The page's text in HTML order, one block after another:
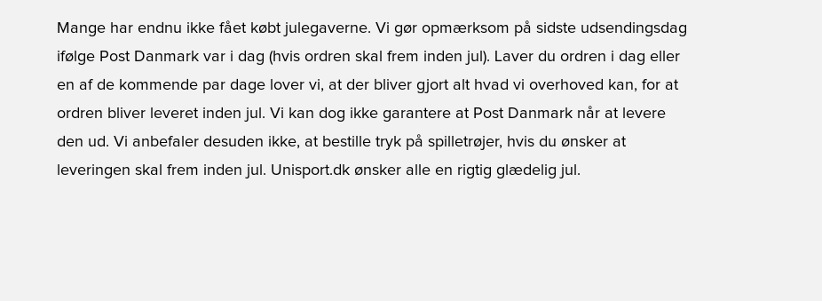
Mange har endnu ikke fået købt julegaverne. Vi gør opmærksom på sidste udsendingsdag
ifølge Post Danmark var i dag (hvis ordren skal frem inden jul). Laver du ordren i dag eller
en af de kommende par dage lover vi, at der bliver gjort alt hvad vi overhoved kan, for at
ordren bliver leveret inden jul. Vi kan dog ikke garantere at Post Danmark når at levere
den ud. Vi anbefaler desuden ikke, at bestille tryk på spilletrøjer, hvis du ønsker at
leveringen skal frem inden jul. Unisport.dk ønsker alle en rigtig glædelig jul.